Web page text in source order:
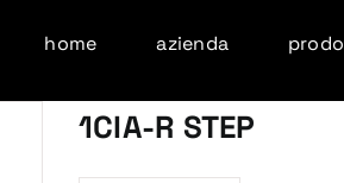
home azienda
1CIA-R STEP